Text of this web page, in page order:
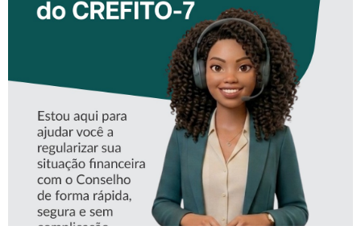
CONHEÇA A ‘ALINE’,
ASSISTENTE VIRTUAL DO
CREFITO-7